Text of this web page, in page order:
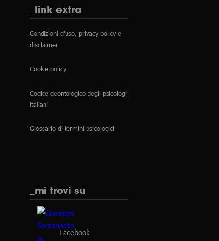
_link extra
Condizioni d'uso, privacy policy e
disclaimer
Cookie policy
Codice deontologico degli psicologi
italiani
Glossario di termini psicologici
_mi trovi su
Facebook